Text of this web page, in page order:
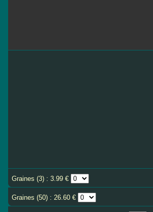
Graines (3) : 3.99 €
Graines (50) : 26.60 €